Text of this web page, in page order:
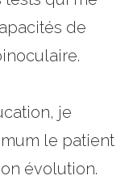
de
je
le patient
évolution.